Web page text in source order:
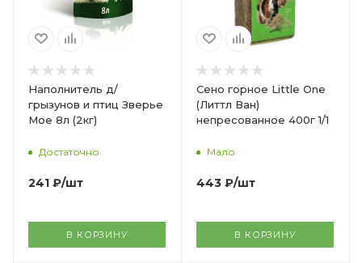
Наполнитель д/
грызунов и птиц Зверье
Мое 8л (2кг)
Достаточно
241 ₽/шт
В КОРЗИНУ
Сено горное Little One
(Литтл Ван)
непресованное 400г 1/1
Мало
443 ₽/шт
В КОРЗИНУ